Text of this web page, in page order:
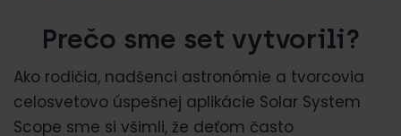
Prečo sme set vytvorili?
Ako rodičia, nadšenci astronómie a tvorcovia
celosvetovo úspešnej aplikácie Solar System
Scope sme si všimli, že deťom často